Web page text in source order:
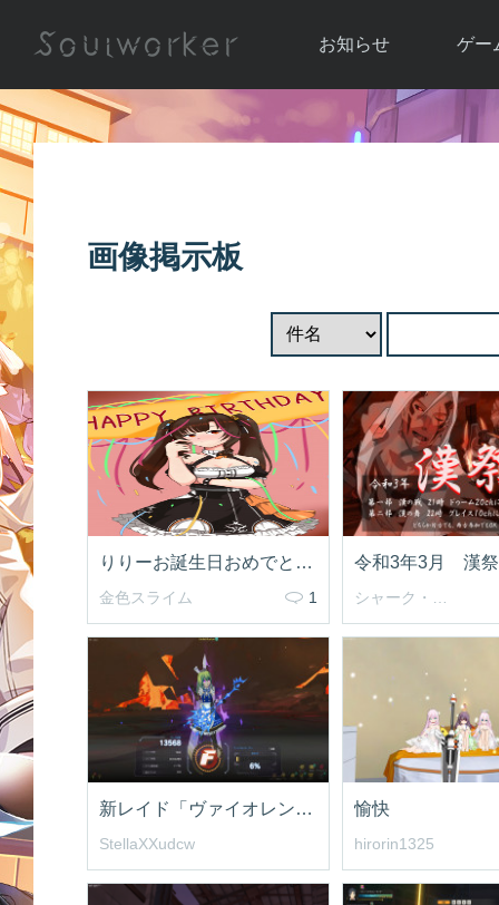
お知らせ
お知らせ一覧
ゲー
ソウ
アップ
画像掲示板
りりーお誕生日おめでとう!!
金色スライム 1
令和3年3月 漢祭
シャーク・エイン
新レイド「ヴァイオレント・サン」初回クリア
StellaXXudcw
愉快
hirorin1325